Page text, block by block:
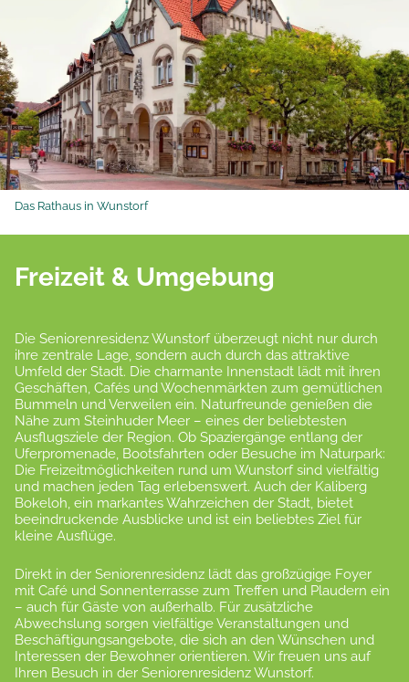
Freizeit & Umgebung
Die Seniorenresidenz Wunstorf überzeugt nicht nur durch
ihre zentrale Lage, sondern auch durch das attraktive
Umfeld der Stadt. Die charmante Innenstadt lädt mit ihren
Geschäften, Cafés und Wochenmärkten zum gemütlichen
Bummeln und Verweilen ein. Naturfreunde genießen die
Nähe zum Steinhuder Meer – eines der beliebtesten
Ausflugsziele der Region. Ob Spaziergänge entlang der
Uferpromenade, Bootsfahrten oder Besuche im Naturpark:
Die Freizeitmöglichkeiten rund um Wunstorf sind vielfältig
und machen jeden Tag erlebenswert. Auch der Kaliberg
Bokeloh, ein markantes Wahrzeichen der Stadt, bietet
beeindruckende Ausblicke und ist ein beliebtes Ziel für
kleine Ausflüge.
Direkt in der Seniorenresidenz lädt das großzügige Foyer
mit Café und Sonnenterrasse zum Treffen und Plaudern ein
– auch für Gäste von außerhalb. Für zusätzliche
Abwechslung sorgen vielfältige Veranstaltungen und
Beschäftigungsangebote, die sich an den Wünschen und
Interessen der Bewohner orientieren. Wir freuen uns auf
Ihren Besuch in der Seniorenresidenz Wunstorf.
Das Rathaus in Wunstorf